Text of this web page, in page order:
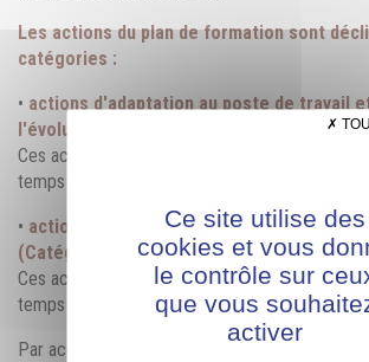
Les actions du plan de formation sont
catégories :
• actions d'adaptation au poste de travail
l'évolution ou au maintien dans l'emploi
Ces actions de formation se déroulent sur le
temps de formation est rémunéré au taux
• actions liées au développement des
(Catégorie 2)
Ces actions de formation se déroulent sur le
temps de formation est rémunéré au taux
Par accord écrit entre l'employeur et le
Ce site utilise des
cookies et vous
le contrôle sur
que vous
activer